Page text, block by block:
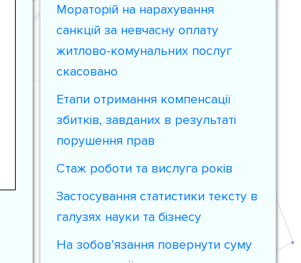
Мораторій на нарахування
санкцій за невчасну оплату
житлово-комунальних послуг
скасовано
Етапи отримання компенсації
збитків, завданих в результаті
порушення прав
Стаж роботи та вислуга років
Застосування статистики тексту в
галузях науки та бізнесу
На зобов’язання повернути суму